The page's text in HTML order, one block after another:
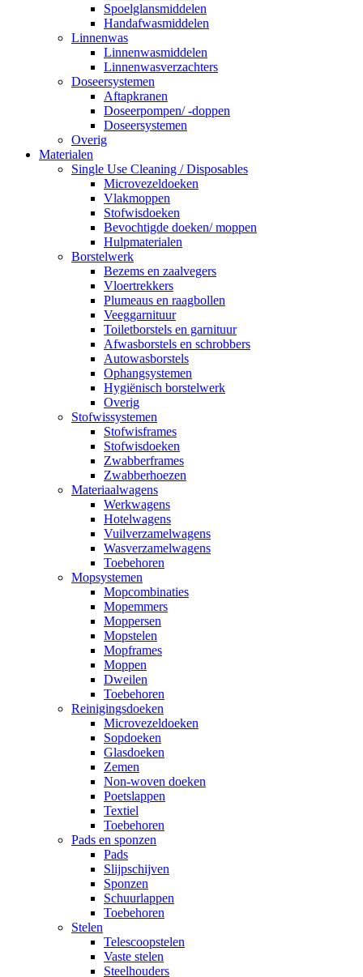
Spoelglansmiddelen
Handafwasmiddelen
Linnenwas
Linnenwasmiddelen
Linnenwasverzachters
Doseersystemen
Aftapkranen
Doseerpompen/ -doppen
Doseersystemen
Overig
Materialen
Single Use Cleaning / Disposables
Microvezeldoeken
Vlakmoppen
Stofwisdoeken
Bevochtigde doeken/ moppen
Hulpmaterialen
Borstelwerk
Bezems en zaalvegers
Vloertrekkers
Plumeaus en raagbollen
Veeggarnituur
Toiletborstels en garnituur
Afwasborstels en schrobbers
Autowasborstels
Ophangsystemen
Hygiënisch borstelwerk
Overig
Stofwissystemen
Stofwisframes
Stofwisdoeken
Zwabberframes
Zwabberhoezen
Materiaalwagens
Werkwagens
Hotelwagens
Vuilverzamelwagens
Wasverzamelwagens
Toebehoren
Mopsystemen
Mopcombinaties
Mopemmers
Moppersen
Mopstelen
Mopframes
Moppen
Dweilen
Toebehoren
Reinigingsdoeken
Microvezeldoeken
Sopdoeken
Glasdoeken
Zemen
Non-woven doeken
Poetslappen
Textiel
Toebehoren
Pads en sponzen
Pads
Slijpschijven
Sponzen
Schuurlappen
Toebehoren
Stelen
Telescoopstelen
Vaste stelen
Steelhouders